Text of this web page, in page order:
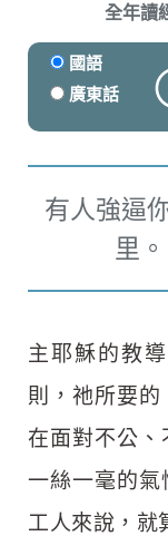
全年讀
國語
廣東話
有人強逼
里
主耶穌的教
則，祂所要
在面對不公
一絲一毫的氣
工人來說，就